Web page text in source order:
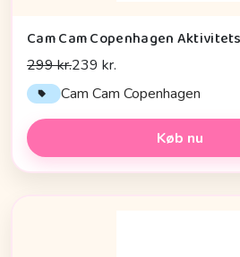
299 kr.239 kr.
Cam Cam Copenhagen
Køb nu